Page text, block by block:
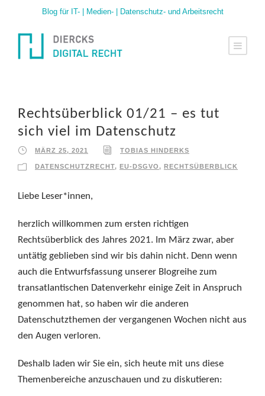
Blog für IT- | Medien- | Datenschutz- und Arbeitsrecht
Rechtsüberblick 01/21 – es tut
sich viel im Datenschutz
MÄRZ 25, 2021 TOBIAS HINDERKS
DATENSCHUTZRECHT, EU-DSGVO, RECHTSÜBERBLICK
Liebe Leser*innen,
herzlich willkommen zum ersten richtigen
Rechtsüberblick des Jahres 2021. Im März zwar, aber
untätig geblieben sind wir bis dahin nicht. Denn wenn
auch die Entwurfsfassung unserer Blogreihe zum
transatlantischen Datenverkehr einige Zeit in Anspruch
genommen hat, so haben wir die anderen
Datenschutzthemen der vergangenen Wochen nicht aus
den Augen verloren.
Deshalb laden wir Sie ein, sich heute mit uns diese
Themenbereiche anzuschauen und zu diskutieren: